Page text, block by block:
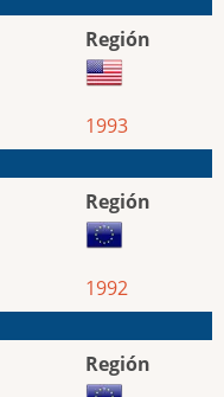
Región
1993
Región
1992
Región